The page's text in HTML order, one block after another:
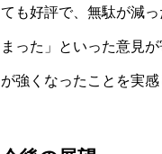
ても好評で、無駄が減
まった」といった意見
が強くなったことを実感